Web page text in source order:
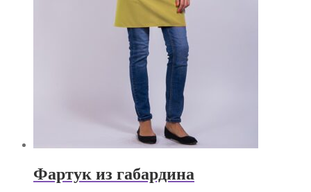
Фартук из габардина